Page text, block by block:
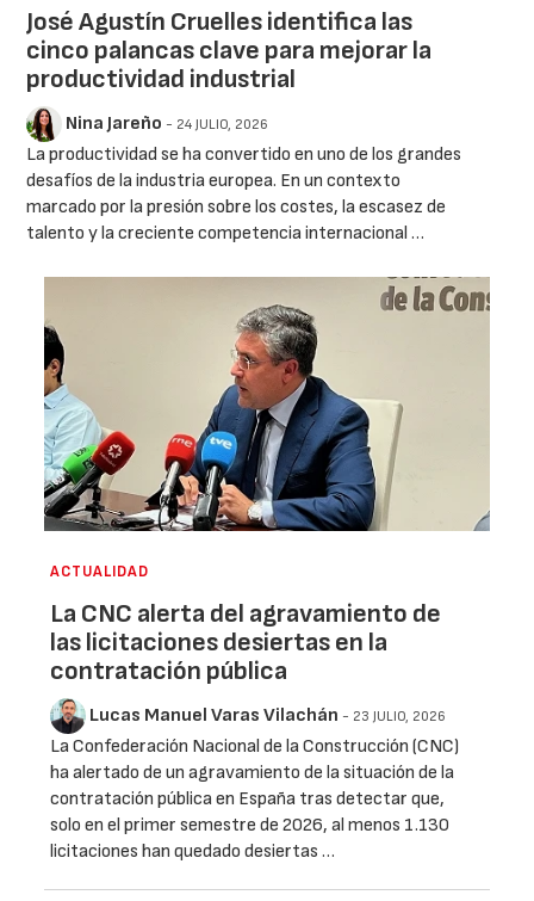
José Agustín Cruelles identifica las
cinco palancas clave para mejorar la
productividad industrial
Nina Jareño - 24 JULIO, 2026
La productividad se ha convertido en uno de los grandes
desafíos de la industria europea. En un contexto
marcado por la presión sobre los costes, la escasez de
talento y la creciente competencia internacional …
ACTUALIDAD
La CNC alerta del agravamiento de
las licitaciones desiertas en la
contratación pública
Lucas Manuel Varas Vilachán - 23 JULIO, 2026
La Confederación Nacional de la Construcción (CNC)
ha alertado de un agravamiento de la situación de la
contratación pública en España tras detectar que,
solo en el primer semestre de 2026, al menos 1.130
licitaciones han quedado desiertas …